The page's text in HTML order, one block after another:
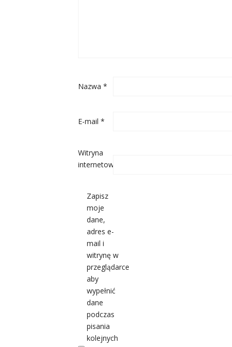
Nazwa *
E-mail *
Witryna
internetowa
Zapisz
moje
dane,
adres e-
mail i
witrynę w
przeglądarce
aby
wypełnić
dane
podczas
pisania
kolejnych